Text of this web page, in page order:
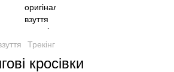
Трекінг
кросівки